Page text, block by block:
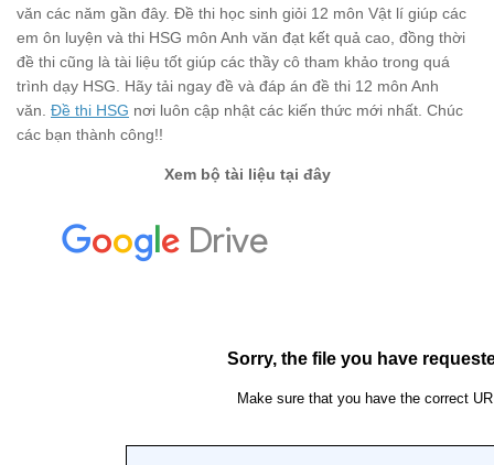
văn các năm gần đây. Đề thi học sinh giỏi 12 môn Vật lí giúp các
em ôn luyện và thi HSG môn Anh văn đạt kết quả cao, đồng thời
đề thi cũng là tài liệu tốt giúp các thầy cô tham khảo trong quá
trình dạy HSG. Hãy tải ngay đề và đáp án đề thi 12 môn Anh
văn. Đề thi HSG nơi luôn cập nhật các kiến thức mới nhất. Chúc
các bạn thành công!!
Xem bộ tài liệu tại đây